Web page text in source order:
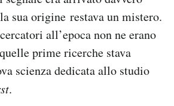
sua origine restava un mistero.
all’epoca non ne erano
prime ricerche stava
scienza dedicata allo studio
.